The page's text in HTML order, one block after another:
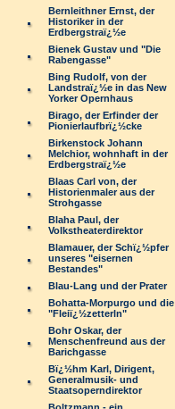
Bernleithner Ernst, der
Historiker in der
Erdbergstraï¿½e
Bienek Gustav und "Die
Rabengasse"
Bing Rudolf, von der
Landstraï¿½e in das New
Yorker Opernhaus
Birago, der Erfinder der
Pionierlaufbrï¿½cke
Birkenstock Johann
Melchior, wohnhaft in der
Erdbergstraï¿½e
Blaas Carl von, der
Historienmaler aus der
Strohgasse
Blaha Paul, der
Volkstheaterdirektor
Blamauer, der Schï¿½pfer
unseres "eisernen
Bestandes"
Blau-Lang und der Prater
Bohatta-Morpurgo und die
"Fleiï¿½zetterln"
Bohr Oskar, der
Menschenfreund aus der
Barichgasse
Bï¿½hm Karl, Dirigent,
Generalmusik- und
Staatsoperndirektor